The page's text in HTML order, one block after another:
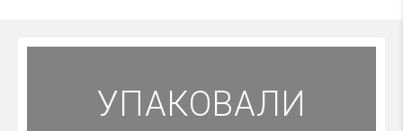
УПАКОВАЛИ